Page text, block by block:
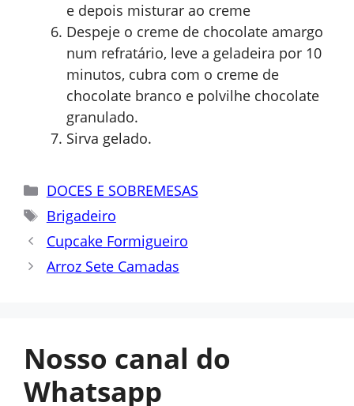
e depois misturar ao creme
Despeje o creme de chocolate amargo
num refratário, leve a geladeira por 10
minutos, cubra com o creme de
chocolate branco e polvilhe chocolate
granulado.
Sirva gelado.
Categorias
DOCES E SOBREMESAS
Tags
Brigadeiro
Cupcake Formigueiro
Arroz Sete Camadas
Nosso canal do
Whatsapp